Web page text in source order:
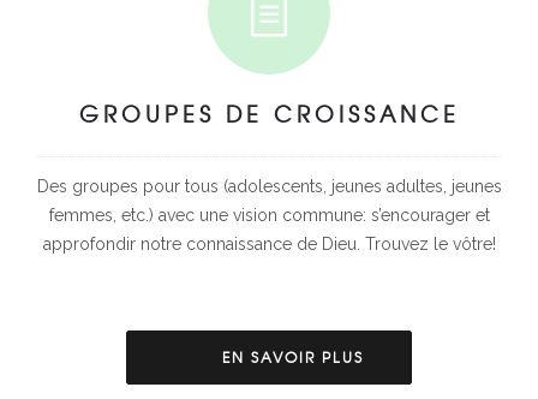
GROUPES DE CROISSANCE
Des groupes pour tous (adolescents, jeunes adultes, jeunes
femmes, etc.) avec une vision commune: s’encourager et
approfondir notre connaissance de Dieu. Trouvez le vôtre!
EN SAVOIR PLUS